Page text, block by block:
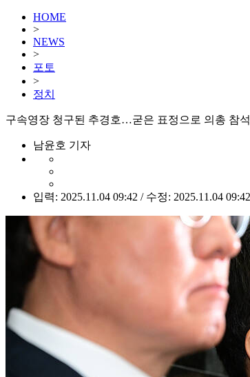
HOME
>
NEWS
>
포토
>
정치
구속영장 청구된 추경호…굳은 표정으로 의총 참
남윤호 기자
입력: 2025.11.04 09:42 / 수정: 2025.11.04 09:42